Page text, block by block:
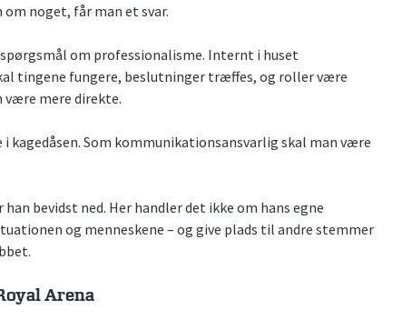
noget, får man et svar.
om professionalisme. Internt i huset
tingene fungere, beslutninger træffes, og roller være
være mere direkte.
kagedåsen. Som kommunikationsansvarlig skal man være
bevidst ned. Her handler det ikke om hans egne
og menneskene – og give plads til andre stemmer
Arena